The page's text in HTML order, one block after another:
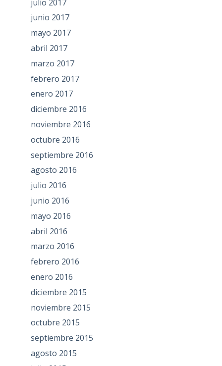
julio 2017
junio 2017
mayo 2017
abril 2017
marzo 2017
febrero 2017
enero 2017
diciembre 2016
noviembre 2016
octubre 2016
septiembre 2016
agosto 2016
julio 2016
junio 2016
mayo 2016
abril 2016
marzo 2016
febrero 2016
enero 2016
diciembre 2015
noviembre 2015
octubre 2015
septiembre 2015
agosto 2015